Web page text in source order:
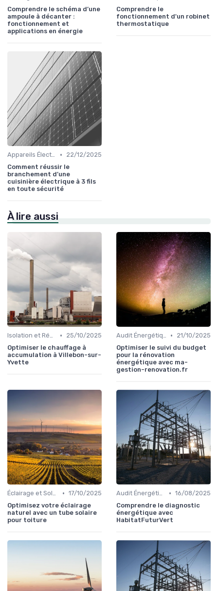
Comprendre le schéma d’une
ampoule à décanter :
fonctionnement et
applications en énergie
Comprendre le
fonctionnement d'un robinet
thermostatique
Appareils Électroménagers Éco-énergétiques •
22/12/2025
Comment réussir le
branchement d’une
cuisinière électrique à 3 fils
en toute sécurité
À lire aussi
Isolation et Réduction de la Consommation •
25/10/2025
Optimiser le chauffage à
accumulation à Villebon-sur-
Yvette
Audit Énergétique du Domicile •
21/10/2025
Optimiser le suivi du budget
pour la rénovation
énergétique avec ma-
gestion-renovation.fr
Éclairage et Solutions Économiques • 17/10/2025
Optimisez votre éclairage
naturel avec un tube solaire
pour toiture
Audit Énergétique du Domicile • 16/08/2025
Comprendre le diagnostic
énergétique avec
HabitatFuturVert